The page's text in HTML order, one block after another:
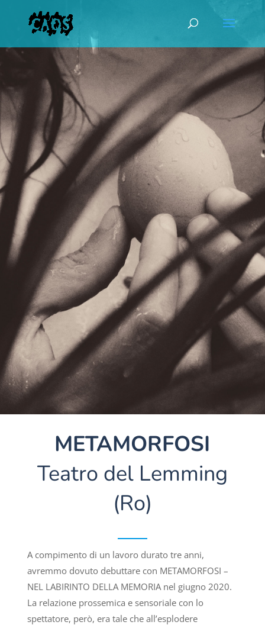
METAMORFOSI
Teatro del Lemming
(Ro)
A compimento di un lavoro durato tre anni,
avremmo dovuto debuttare con METAMORFOSI –
NEL LABIRINTO DELLA MEMORIA nel giugno 2020.
La relazione prossemica e sensoriale con lo
spettatore, però, era tale che all’esplodere